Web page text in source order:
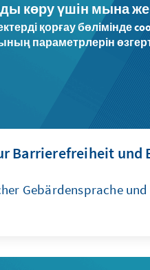
көру үшін мына
қорғау бөлімінде
параметрлерін
Barrierefreiheit und
Gebärdensprache